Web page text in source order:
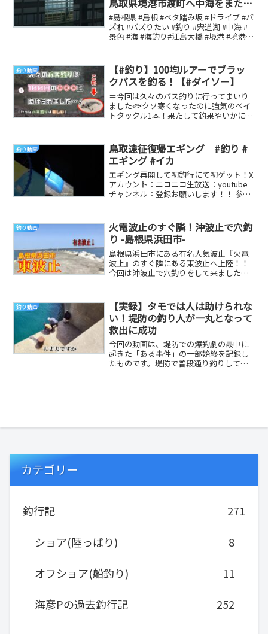
で結ぶ、日本一のPCラｰメン橋で
す。全長1,446.2メｰトル
#島根県 #島根 #ベタ踏み坂 #ドライブ #バ
ズれ #バズりたい #釣り #宍道湖 #中海 #
景色 #海 #海釣り#江島大橋 #境港 #境港市
釣り動画
【#釣り】100均ルアーでブラッ
クバスを釣る！【#ダイソー】
＝今回は久々のバス釣りに行ってまいり
ました🐟クソ寒くなったのに強気のベイ
トタックル1本！果たして釣果やいかに…
釣り動画
鳥取遠征復帰エギング #釣り #
エギング #イカ
エギング再開して初釣行にて初ゲット！X
アカウント：ニコニコ生放送：youtube
チャンネル：登録お願いします！！ 参考
釣り動画
火電波止のすぐ隣！沖波止で穴釣
り -島根県浜田市-
島根県浜田市にある有名人気波止『火電
波止』のすぐ隣にある東波止へ上陸！！
今回は沖波止で穴釣りをして来ました
釣り動画
【実録】タモでは人は助けられな
い！堤防の釣り人が一丸となって
救出に成功
今回の動画は、堤防での爆釣劇の最中に
起きた「ある事件」の一部始終を記録し
たものです。堤防で普段通り釣りしてい
カテゴリー
釣行記
271
ショア(陸っぱり)
8
オフショア(船釣り)
11
海彦Pの過去釣行記
252